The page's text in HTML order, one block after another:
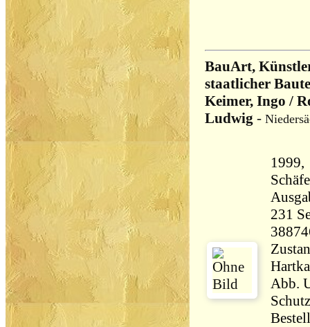
BauArt,
staatlicher
Keimer, Ingo /
Ludwig -
1999,
Schäfer,
231 Seiten
Abb.